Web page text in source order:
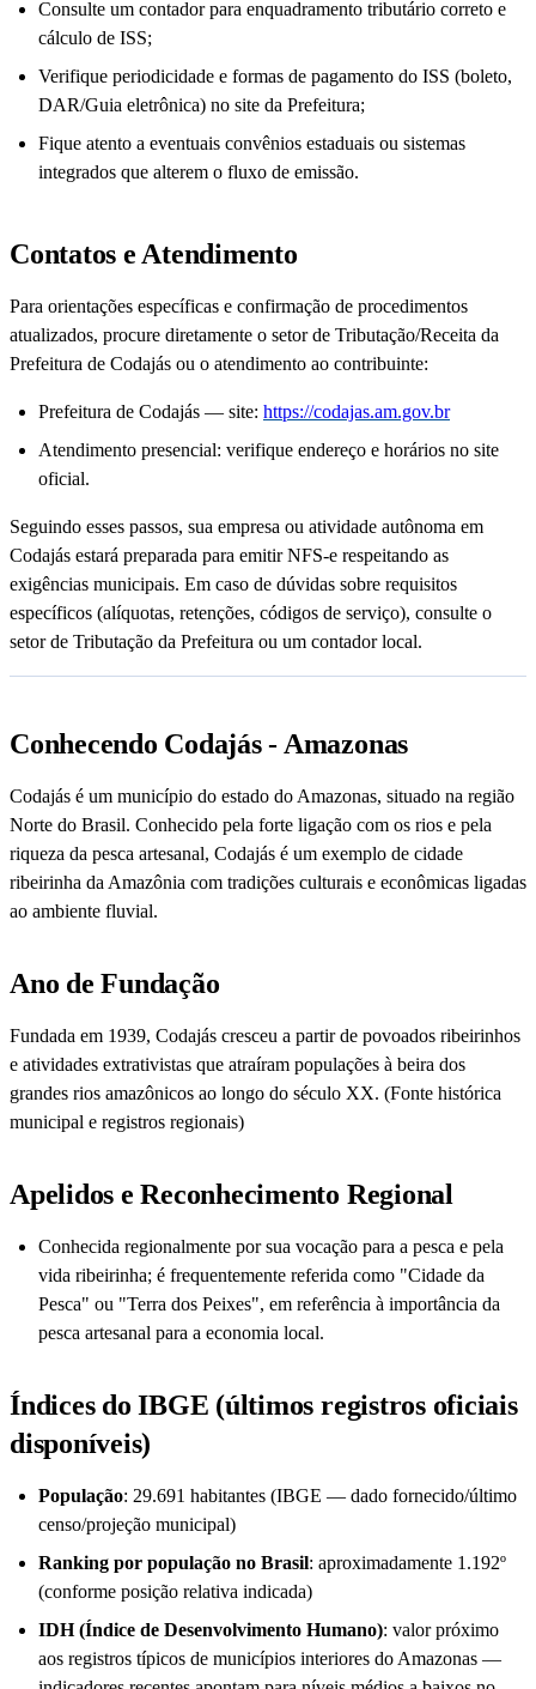
Consulte um contador para enquadramento tributário correto e
cálculo de ISS;
Verifique periodicidade e formas de pagamento do ISS (boleto,
DAR/Guia eletrônica) no site da Prefeitura;
Fique atento a eventuais convênios estaduais ou sistemas
integrados que alterem o fluxo de emissão.
Contatos e Atendimento
Para orientações específicas e confirmação de procedimentos
atualizados, procure diretamente o setor de Tributação/Receita da
Prefeitura de Codajás ou o atendimento ao contribuinte:
Prefeitura de Codajás — site: https://codajas.am.gov.br
Atendimento presencial: verifique endereço e horários no site
oficial.
Seguindo esses passos, sua empresa ou atividade autônoma em
Codajás estará preparada para emitir NFS-e respeitando as
exigências municipais. Em caso de dúvidas sobre requisitos
específicos (alíquotas, retenções, códigos de serviço), consulte o
setor de Tributação da Prefeitura ou um contador local.
Conhecendo Codajás - Amazonas
Codajás é um município do estado do Amazonas, situado na região
Norte do Brasil. Conhecido pela forte ligação com os rios e pela
riqueza da pesca artesanal, Codajás é um exemplo de cidade
ribeirinha da Amazônia com tradições culturais e econômicas ligadas
ao ambiente fluvial.
Ano de Fundação
Fundada em 1939, Codajás cresceu a partir de povoados ribeirinhos
e atividades extrativistas que atraíram populações à beira dos
grandes rios amazônicos ao longo do século XX. (Fonte histórica
municipal e registros regionais)
Apelidos e Reconhecimento Regional
Conhecida regionalmente por sua vocação para a pesca e pela
vida ribeirinha; é frequentemente referida como "Cidade da
Pesca" ou "Terra dos Peixes", em referência à importância da
pesca artesanal para a economia local.
Índices do IBGE (últimos registros oficiais
disponíveis)
População: 29.691 habitantes (IBGE — dado fornecido/último
censo/projeção municipal)
Ranking por população no Brasil: aproximadamente 1.192º
(conforme posição relativa indicada)
IDH (Índice de Desenvolvimento Humano): valor próximo
aos registros típicos de municípios interiores do Amazonas —